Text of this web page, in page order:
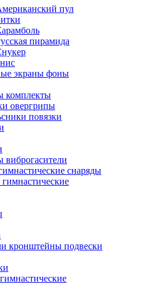
пул
пирамида
экраны фоны
комплекты
овергрипы
повязки
виброгасители
снаряды
кронштейны подвески